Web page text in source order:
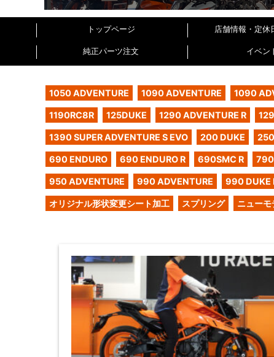
トップページ 店舗情報・定休
純正パーツ注文 イベン
1050 ADVENTURE 1090 ADVENTURE 1090
1190RC8R 125DUKE 1290 ADVENTURE R
1390 SUPER ADVENTURE S EVO 200 DUKE
690 ENDURO 690 ENDURO R 690SMC R 790
950 ADVENTURE 990 ADVENTURE 990 DUKE
オリジナル形状変更シート加工 スプリング ニュー